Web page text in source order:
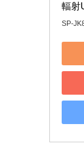
輻射
SP-